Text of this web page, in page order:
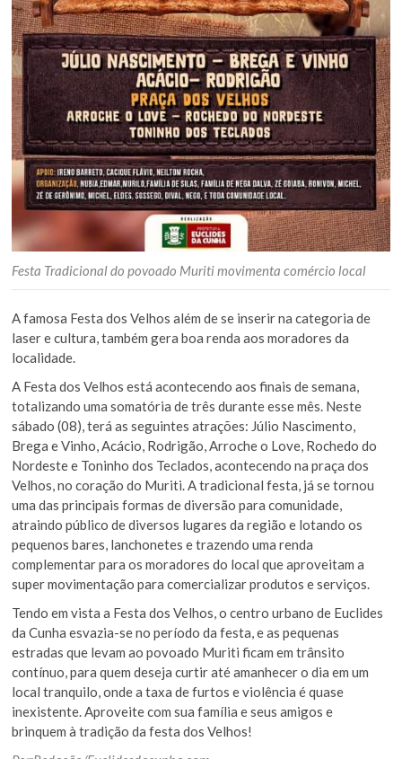
Festa Tradicional do povoado Muriti movimenta comércio local
A famosa Festa dos Velhos além de se inserir na categoria de
laser e cultura, também gera boa renda aos moradores da
localidade.
A Festa dos Velhos está acontecendo aos finais de semana,
totalizando uma somatória de três durante esse mês. Neste
sábado (08), terá as seguintes atrações: Júlio Nascimento,
Brega e Vinho, Acácio, Rodrigão, Arroche o Love, Rochedo do
Nordeste e Toninho dos Teclados, acontecendo na praça dos
Velhos, no coração do Muriti. A tradicional festa, já se tornou
uma das principais formas de diversão para comunidade,
atraindo público de diversos lugares da região e lotando os
pequenos bares, lanchonetes e trazendo uma renda
complementar para os moradores do local que aproveitam a
super movimentação para comercializar produtos e serviços.
Tendo em vista a Festa dos Velhos, o centro urbano de Euclides
da Cunha esvazia-se no período da festa, e as pequenas
estradas que levam ao povoado Muriti ficam em trânsito
contínuo, para quem deseja curtir até amanhecer o dia em um
local tranquilo, onde a taxa de furtos e violência é quase
inexistente. Aproveite com sua família e seus amigos e
brinquem à tradição da festa dos Velhos!